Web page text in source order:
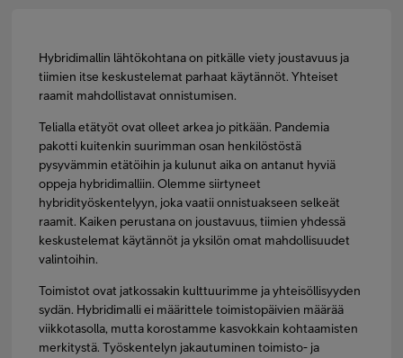
Hybridimallin lähtökohtana on pitkälle viety joustavuus ja
tiimien itse keskustelemat parhaat käytännöt. Yhteiset
raamit mahdollistavat onnistumisen.
Telialla etätyöt ovat olleet arkea jo pitkään. Pandemia
pakotti kuitenkin suurimman osan henkilöstöstä
pysyvämmin etätöihin ja kulunut aika on antanut hyviä
oppeja hybridimalliin. Olemme siirtyneet
hybridityöskentelyyn, joka vaatii onnistuakseen selkeät
raamit. Kaiken perustana on joustavuus, tiimien yhdessä
keskustelemat käytännöt ja yksilön omat mahdollisuudet
valintoihin.
Toimistot ovat jatkossakin kulttuurimme ja yhteisöllisyyden
sydän. Hybridimalli ei määrittele toimistopäivien määrää
viikkotasolla, mutta korostamme kasvokkain kohtaamisten
merkitystä. Työskentelyn jakautuminen toimisto- ja